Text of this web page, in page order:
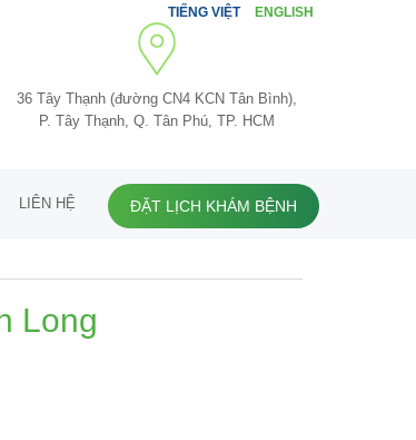
TIẾNG VIỆT ENGLISH
36 Tây Thạnh (đường CN4 KCN Tân Bình),
P. Tây Thạnh, Q. Tân Phú, TP. HCM
LIÊN HỆ ĐẶT LỊCH KHÁM BỆNH
Long